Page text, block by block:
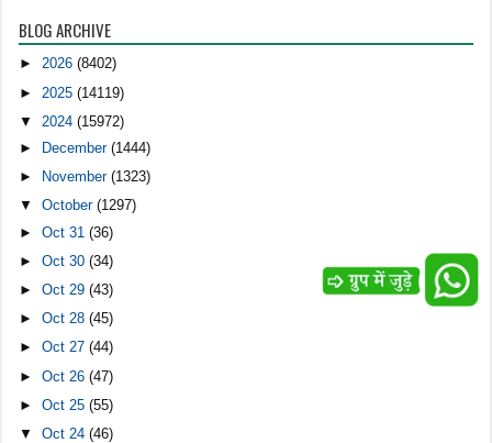
BLOG ARCHIVE
►2026(8402)
► 2025(14119)
▼ 2024(15972)
►
December(1444)
►
November(1323)
▼October(1297)
►Oct 31(36)
►Oct 30(34)
►Oct 29(43)
►Oct 28(45)
►Oct 27(44)
►Oct 26(47)
►Oct 25(55)
▼Oct 24(46)